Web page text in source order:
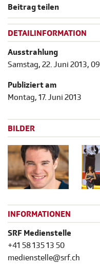
Beitrag teilen
DETAILINFORMATION
Ausstrahlung
Samstag, 22. Juni 2013,
Publiziert am
Montag, 17. Juni 2013
BILDER
INFORMATIONEN
SRF Medienstelle
+41 58 135 13 50
medienstelle@srf.ch